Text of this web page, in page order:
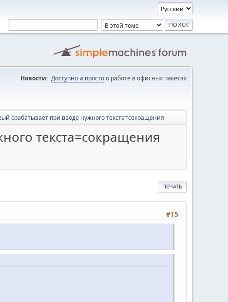
Новости: Доступно и простоо работе в офисных пакетах
срабатывает при вводе нужного текста=сокращения
текста=сокращения
ПЕЧАТЬ
#15